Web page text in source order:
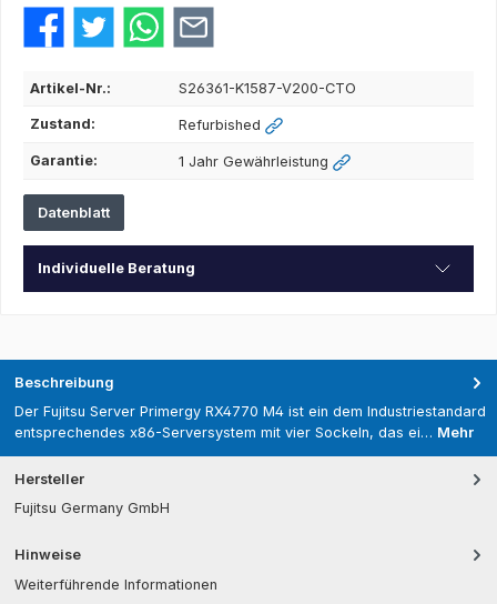
Artikel-Nr.: S26361-K1587-V200-CTO
Zustand: Refurbished
Garantie: 1 Jahr Gewährleistung
Datenblatt
Individuelle Beratung
Beschreibung
Der Fujitsu Server Primergy RX4770 M4 ist ein dem Industriestandard
entsprechendes x86-Serversystem mit vier Sockeln, das ei… Mehr
Hersteller
Fujitsu Germany GmbH
Hinweise
Weiterführende Informationen